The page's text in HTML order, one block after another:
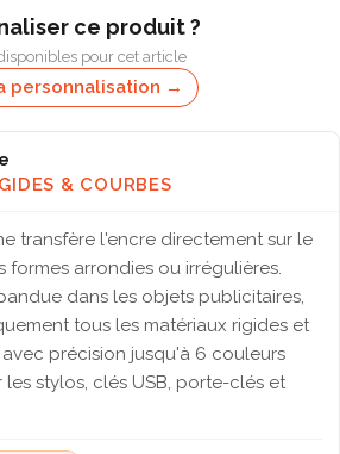
ce produit ?
pour cet article
personnalisation →
& COURBES
transfère l'encre directement sur le
formes arrondies ou irrégulières.
dans les objets publicitaires,
tous les matériaux rigides et
précision jusqu'à 6 couleurs
stylos, clés USB, porte-clés et